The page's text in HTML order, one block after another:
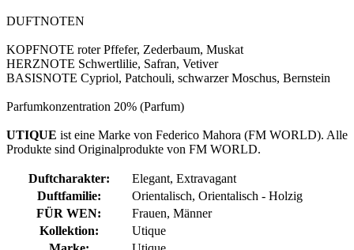
DUFTNOTEN
KOPFNOTE roter Pffefer, Zederbaum, Muskat
HERZNOTE Schwertlilie, Safran, Vetiver
BASISNOTE Cypriol, Patchouli, schwarzer Moschus, Bernstein
Parfumkonzentration 20% (Parfum)
UTIQUE ist eine Marke von Federico Mahora (FM WORLD). Alle
Produkte sind Originalprodukte von FM WORLD.
Duftcharakter: Elegant, Extravagant
Duftfamilie:
Orientalisch, Orientalisch - Holzig
FÜR WEN:
Frauen, Männer
Kollektion:
Utique